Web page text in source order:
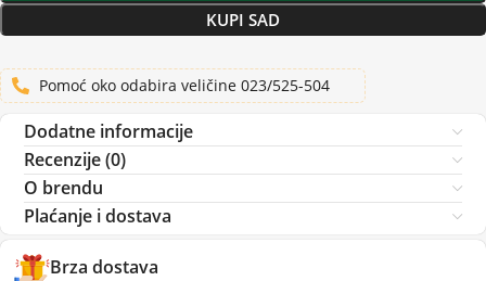
KUPI SAD
Pomoć oko odabira veličine 023/525-504
Dodatne informacije
Recenzije (0)
O brendu
Plaćanje i dostava
Brza dostava